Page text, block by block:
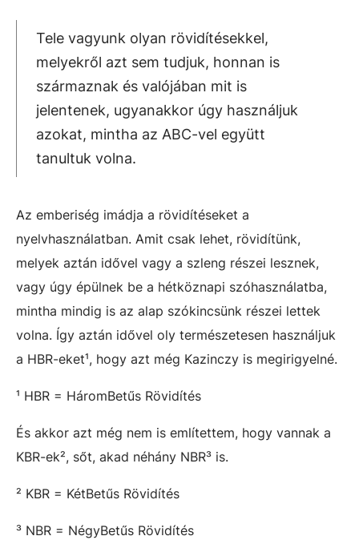
Tele vagyunk olyan rövidítésekkel,
melyekről azt sem tudjuk, honnan is
származnak és valójában mit is
jelentenek, ugyanakkor úgy használjuk
azokat, mintha az ABC-vel együtt
tanultuk volna.
Az emberiség imádja a rövidítéseket a
nyelvhasználatban. Amit csak lehet, rövidítünk,
melyek aztán idővel vagy a szleng részei lesznek,
vagy úgy épülnek be a hétköznapi szóhasználatba,
mintha mindig is az alap szókincsünk részei lettek
volna. Így aztán idővel oly természetesen használjuk
a HBR-eket¹, hogy azt még Kazinczy is megirigyelné.
¹ HBR = HáromBetűs Rövidítés
És akkor azt még nem is említettem, hogy vannak a
KBR-ek², sőt, akad néhány NBR³ is.
² KBR = KétBetűs Rövidítés
³ NBR = NégyBetűs Rövidítés